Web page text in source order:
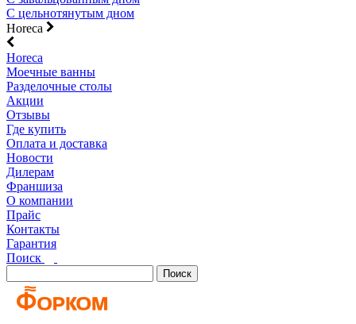
С цельнотянутым дном
Horeca
Horeca
Моечные ванны
Разделочные столы
Акции
Отзывы
Где купить
Оплата и доставка
Новости
Дилерам
Франшиза
О компании
Прайс
Контакты
Гарантия
Поиск
Поиск